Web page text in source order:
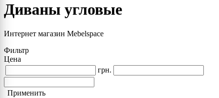
Диваны угловые
Интернет магазин Mebelspace
Фильтр
Цена
грн.
Применить